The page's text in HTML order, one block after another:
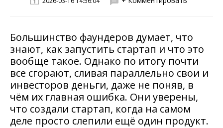
Большинство фаундеров думает, что
знают, как запустить стартап и что это
вообще такое. Однако по итогу почти
все сгорают, сливая параллельно свои и
инвесторов деньги, даже не поняв, в
чём их главная ошибка. Они уверены,
что создали стартап, когда на самом
деле просто слепили ещё один продукт.